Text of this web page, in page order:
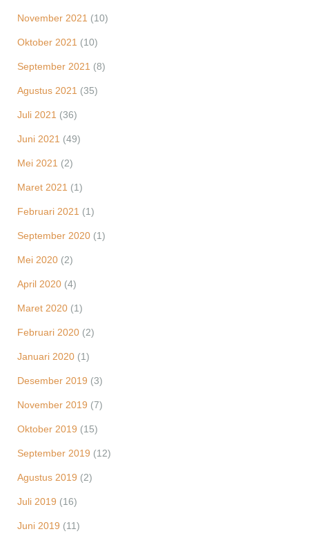
November 2021 (10)
Oktober 2021 (10)
September 2021 (8)
Agustus 2021 (35)
Juli 2021 (36)
Juni 2021 (49)
Mei 2021 (2)
Maret 2021 (1)
Februari 2021 (1)
September 2020 (1)
Mei 2020 (2)
April 2020 (4)
Maret 2020 (1)
Februari 2020 (2)
Januari 2020 (1)
Desember 2019 (3)
November 2019 (7)
Oktober 2019 (15)
September 2019 (12)
Agustus 2019 (2)
Juli 2019 (16)
Juni 2019 (11)